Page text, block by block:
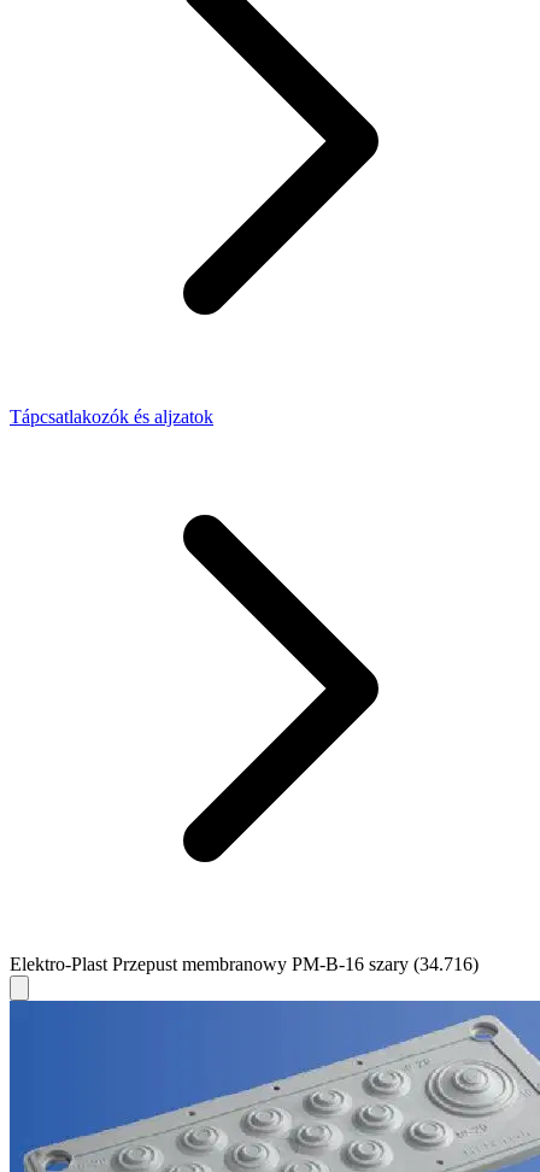
Tápcsatlakozók és aljzatok
Elektro-Plast Przepust membranowy PM-B-16 szary (34.716)